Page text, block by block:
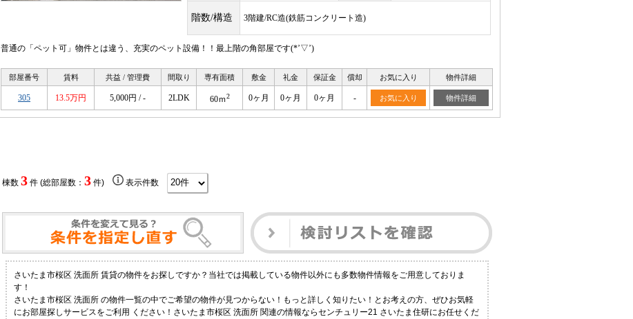
階数/構造 3階建/RC造(鉄筋コンクリート造)
普通の「ペット可」物件とは違う、充実のペット設備！！最上階の角部屋です(*’▽’)
部屋番号 賃料 共益 / 管理費 間取り 専有面積 敷金 礼金 保証金 償却 お気に入り 物件詳細
305 13.5万円 5,000円 / - 2LDK 60ｍ2 0ヶ月 0ヶ月 0ヶ月 - お気に入り 物件詳細
棟数 3件 (総部屋数： 3件) 表示件数
さいたま市桜区 洗面所 賃貸の物件をお探しですか？当社では掲載している物件以外にも多数物件情報をご用意しておりま
す！
さいたま市桜区 洗面所 の物件一覧の中でご希望の物件が見つからない！もっと詳しく知りたい！とお考えの方、ぜひお気軽
にお部屋探しサービスをご利用 ください！さいたま市桜区 洗面所 関連の情報ならセンチュリー21 さいたま住研にお任せくだ